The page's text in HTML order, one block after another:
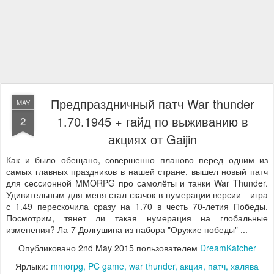
MAY
2
Предпраздничный патч War thunder
1.70.1945 + гайд по выживанию в
акциях от Gaijin
Как и было обещано, совершенно планово перед одним из
самых главных праздников в нашей стране, вышел новый патч
для сессионной MMORPG про самолёты и танки War Thunder.
Удивительным для меня стал скачок в нумерации версии - игра
с 1.49 перескочила сразу на 1.70 в честь 70-летия Победы.
Посмотрим, тянет ли такая нумерация на глобальные
изменения? Ла-7 Долгушина из набора "Оружие победы" ...
Опубликовано 2nd May 2015пользователем DreamKatcher
Ярлыки: mmorpg PC game war thunder акция патч халява